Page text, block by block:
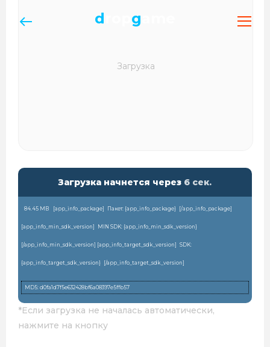
d g
Загрузка начнется через 6 сек.
84.45 MB [app_info_package] Пакет: {app_info_package} [/app_info_package]
[app_info_min_sdk_version] MIN SDK: {app_info_min_sdk_version}
[/app_info_min_sdk_version] [app_info_target_sdk_version] SDK:
{app_info_target_sdk_version} [/app_info_target_sdk_version]
MD5: d0fa1d7f5e632428bf6a08397e5ffb57
*Если загрузка не началась автоматически,
нажмите на кнопку